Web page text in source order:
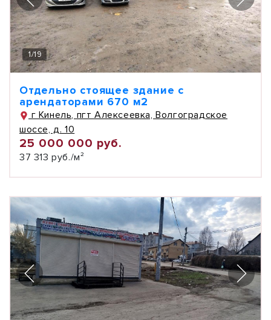
1/19
Отдельно стоящее здание с
арендаторами 670 м2
г Кинель, пгт Алексеевка, Волгоградское
шоссе, д. 10
25 000 000 руб.
37 313 руб./м²